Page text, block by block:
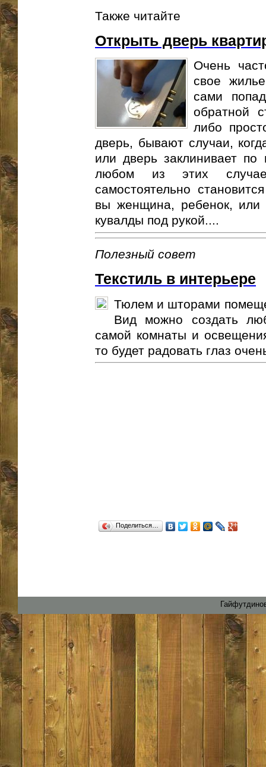
Также читайте
Открыть дверь
Очень
свое
сами
обратной
либо
дверь, бывают случаи,
или дверь заклинивает
любом из этих
самостоятельно
вы женщина, ребенок, или
кувалды под рукой....
Полезный совет
Текстиль в интерьере
Тюлем и шторами
Вид можно создать
самой комнаты и
то будет радовать глаз
Поделиться…